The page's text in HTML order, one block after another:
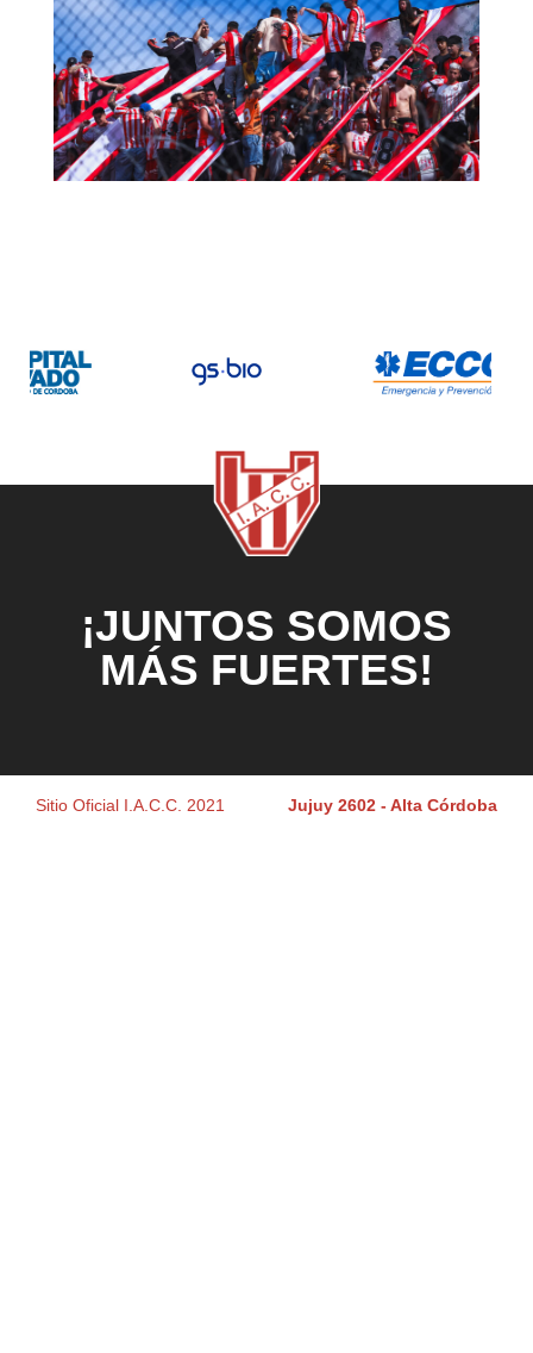
¡JUNTOS SOMOS
MÁS FUERTES!
Sitio Oficial I.A.C.C. 2021 Jujuy 2602 - Alta Córdoba